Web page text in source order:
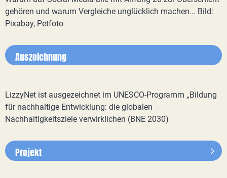
gehören und warum Vergleiche unglücklich machen... Bild:
Pixabay, Petfoto
Auszeichnung
LizzyNet ist ausgezeichnet im UNESCO-Programm „Bildung
für nachhaltige Entwicklung: die globalen
Nachhaltigkeitsziele verwirklichen (BNE 2030)
Projekt